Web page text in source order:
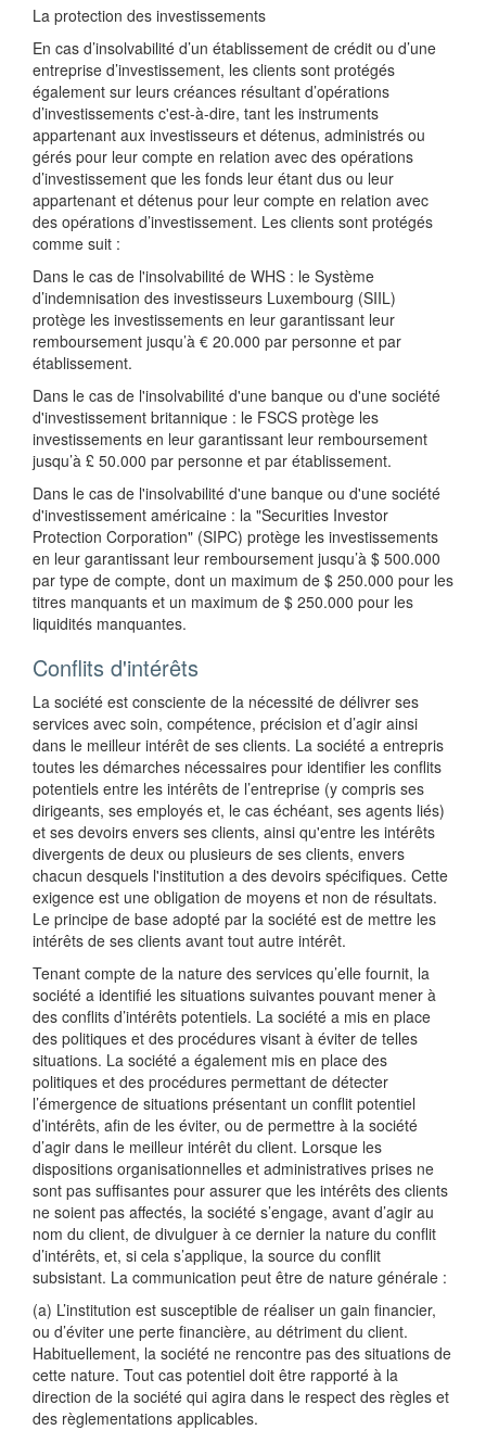
La protection des investissements
En cas d’insolvabilité d’un établissement de crédit ou d’une
entreprise d’investissement, les clients sont protégés
également sur leurs créances résultant d’opérations
d’investissements c'est-à-dire, tant les instruments
appartenant aux investisseurs et détenus, administrés ou
gérés pour leur compte en relation avec des opérations
d’investissement que les fonds leur étant dus ou leur
appartenant et détenus pour leur compte en relation avec
des opérations d’investissement. Les clients sont protégés
comme suit :
Dans le cas de l'insolvabilité de WHS : le Système
d’indemnisation des investisseurs Luxembourg (SIIL)
protège les investissements en leur garantissant leur
remboursement jusqu’à € 20.000 par personne et par
établissement.
Dans le cas de l'insolvabilité d'une banque ou d'une société
d'investissement britannique : le FSCS protège les
investissements en leur garantissant leur remboursement
jusqu’à £ 50.000 par personne et par établissement.
Dans le cas de l'insolvabilité d'une banque ou d'une société
d'investissement américaine : la "Securities Investor
Protection Corporation" (SIPC) protège les investissements
en leur garantissant leur remboursement jusqu’à $ 500.000
par type de compte, dont un maximum de $ 250.000 pour les
titres manquants et un maximum de $ 250.000 pour les
liquidités manquantes.
Conflits d'intérêts
La société est consciente de la nécessité de délivrer ses
services avec soin, compétence, précision et d’agir ainsi
dans le meilleur intérêt de ses clients. La société a entrepris
toutes les démarches nécessaires pour identifier les conflits
potentiels entre les intérêts de l’entreprise (y compris ses
dirigeants, ses employés et, le cas échéant, ses agents liés)
et ses devoirs envers ses clients, ainsi qu'entre les intérêts
divergents de deux ou plusieurs de ses clients, envers
chacun desquels l'institution a des devoirs spécifiques. Cette
exigence est une obligation de moyens et non de résultats.
Le principe de base adopté par la société est de mettre les
intérêts de ses clients avant tout autre intérêt.
Tenant compte de la nature des services qu’elle fournit, la
société a identifié les situations suivantes pouvant mener à
des conflits d’intérêts potentiels. La société a mis en place
des politiques et des procédures visant à éviter de telles
situations. La société a également mis en place des
politiques et des procédures permettant de détecter
l’émergence de situations présentant un conflit potentiel
d’intérêts, afin de les éviter, ou de permettre à la société
d’agir dans le meilleur intérêt du client. Lorsque les
dispositions organisationnelles et administratives prises ne
sont pas suffisantes pour assurer que les intérêts des clients
ne soient pas affectés, la société s’engage, avant d’agir au
nom du client, de divulguer à ce dernier la nature du conflit
d’intérêts, et, si cela s’applique, la source du conflit
subsistant. La communication peut être de nature générale :
(a) L’institution est susceptible de réaliser un gain financier,
ou d’éviter une perte financière, au détriment du client.
Habituellement, la société ne rencontre pas des situations de
cette nature. Tout cas potentiel doit être rapporté à la
direction de la société qui agira dans le respect des règles et
des règlementations applicables.